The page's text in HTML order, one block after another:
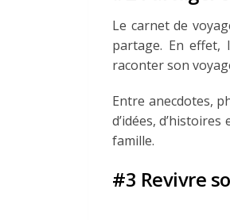
Le carnet de
partage. En effet,
raconter son
Entre anecdotes,
d’idées,
famille.
#3 Revivre